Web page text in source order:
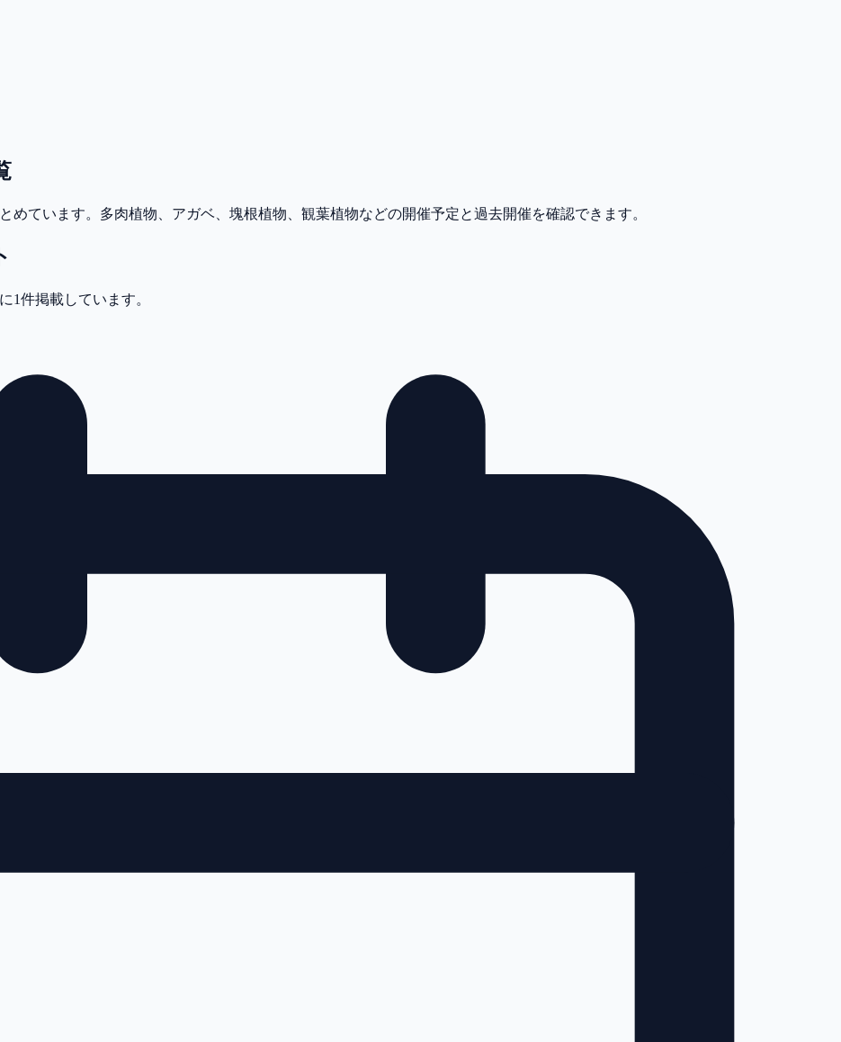
めています。多肉植物、アガベ、塊根植物、観葉植物などの開催予定と過去開催を確認できます。
1件掲載しています。